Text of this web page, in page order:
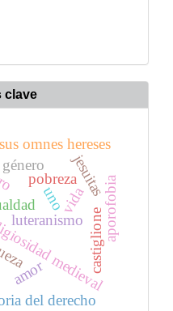
clave
pobreza
medieval
omnes hereses
luteranismo
jesuitas
del derecho
amor castiglione
unovida aporofobia
género